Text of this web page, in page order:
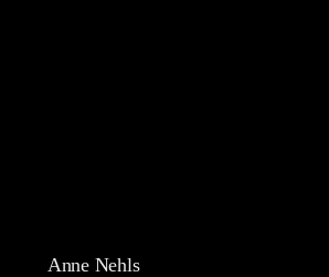
Anne Nehls